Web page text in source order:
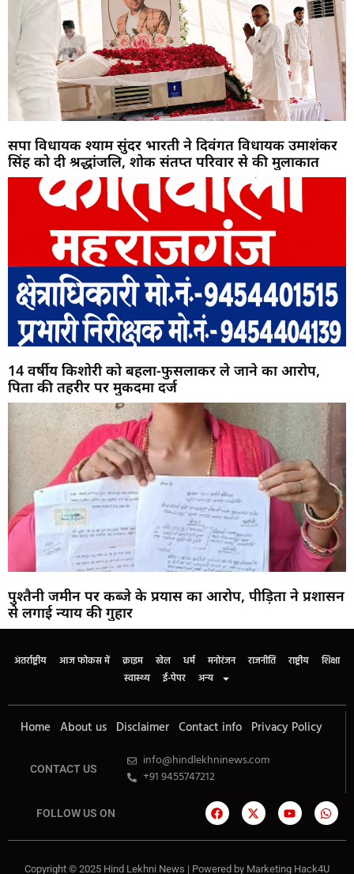
सपा विधायक श्याम सुंदर भारती ने दिवंगत विधायक उमाशंकर
सिंह को दी श्रद्धांजलि, शोक संतप्त परिवार से की मुलाकात
14 वर्षीय किशोरी को बहला-फुसलाकर ले जाने का आरोप,
पिता की तहरीर पर मुकदमा दर्ज
पुश्तैनी जमीन पर कब्जे के प्रयास का आरोप, पीड़िता ने प्रशासन
से लगाई न्याय की गुहार
अंतर्राष्ट्रीय आज फोकस में क्राइम खेल धर्म मनोरंजन राजनीति राष्ट्रीय
शिक्षा
स्वास्थ्य
ई-पेपर अन्य
Home About us Disclaimer Contact info Privacy Policy
CONTACT US
info@hindlekhninews.com
+91 9455747212
FOLLOW US ON
Copyright © 2025 Hind Lekhni News | Powered by Marketing Hack4U